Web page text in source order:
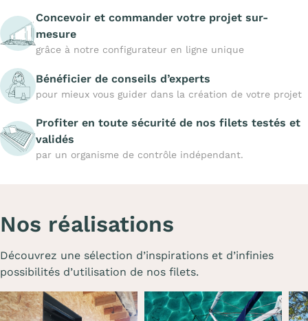
Concevoir et commander votre projet sur-
mesure
grâce à notre configurateur en ligne unique
Bénéficier de conseils d’experts
pour mieux vous guider dans la création de votre projet
Profiter en toute sécurité de nos filets testés et
validés
par un organisme de contrôle indépendant.
Nos réalisations
Découvrez une sélection d’inspirations et d’infinies
possibilités d’utilisation de nos filets.